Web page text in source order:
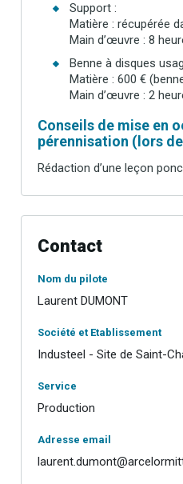
Support :
Matière : récupérée
Main d’œuvre : 8
Benne à disques
Matière : 600 €
Main d’œuvre : 2
Conseils de mise en
pérennisation (lors
Rédaction d’une leçon
Contact
Nom du pilote
Laurent DUMONT
Société et Etablissement
Industeel - Site de Saint-
Service
Production
Adresse email